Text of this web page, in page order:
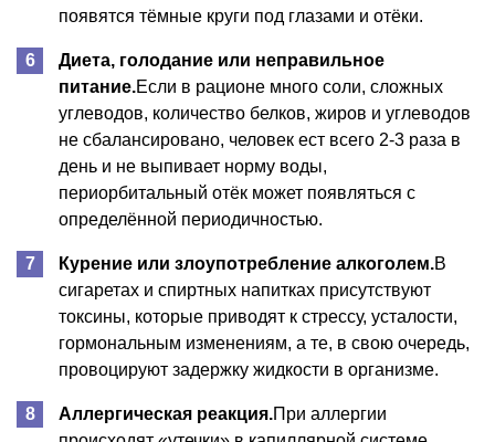
появятся тёмные круги под глазами и отёки.
Диета, голодание или неправильное
питание.Если в рационе много соли, сложных
углеводов, количество белков, жиров и углеводов
не сбалансировано, человек ест всего 2-3 раза в
день и не выпивает норму воды,
периорбитальный отёк может появляться с
определённой периодичностью.
Курение или злоупотребление алкоголем.В
сигаретах и спиртных напитках присутствуют
токсины, которые приводят к стрессу, усталости,
гормональным изменениям, а те, в свою очередь,
провоцируют задержку жидкости в организме.
Аллергическая реакция.При аллергии